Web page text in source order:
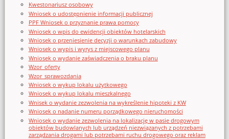
Kwestonariusz osobowy
Wniosek o udostępnienie informacji publicznej
PPF Wniosek o przyznanie prawa pomocy
Wniosek o wpis do ewidencji obiektów hotelarskich
Wniosek o przeniesienie decyzji o warunkach zabudowy
Wniosek o wypis i wyrys z miejscowego planu
Wniosek o wydanie zaświadczenia o braku planu
Wzor_oferty
Wzor_sprawozdania
Wniosek o wykup lokalu użytkowego
Wniosek o wykup lokalu mieszkalnego
Wnisek o wydanie zezwolenia na wykreślenie hipoteki z KW
Wniosek o nadanie numeru porządkowego nieruchomości
Wniosek o wydanie zezwolenia na lokalizację w pasie drogowym
obiektów budowlanych lub urządzeń niezwiązanych z potrzebami
zarządzania drogami lub potrzebami ruchu drogowego oraz reklam